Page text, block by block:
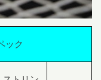
ック